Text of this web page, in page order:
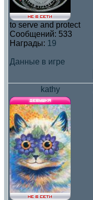
to serve and protect
Сообщений: 533
Награды: 19
Данные в игре
kathy